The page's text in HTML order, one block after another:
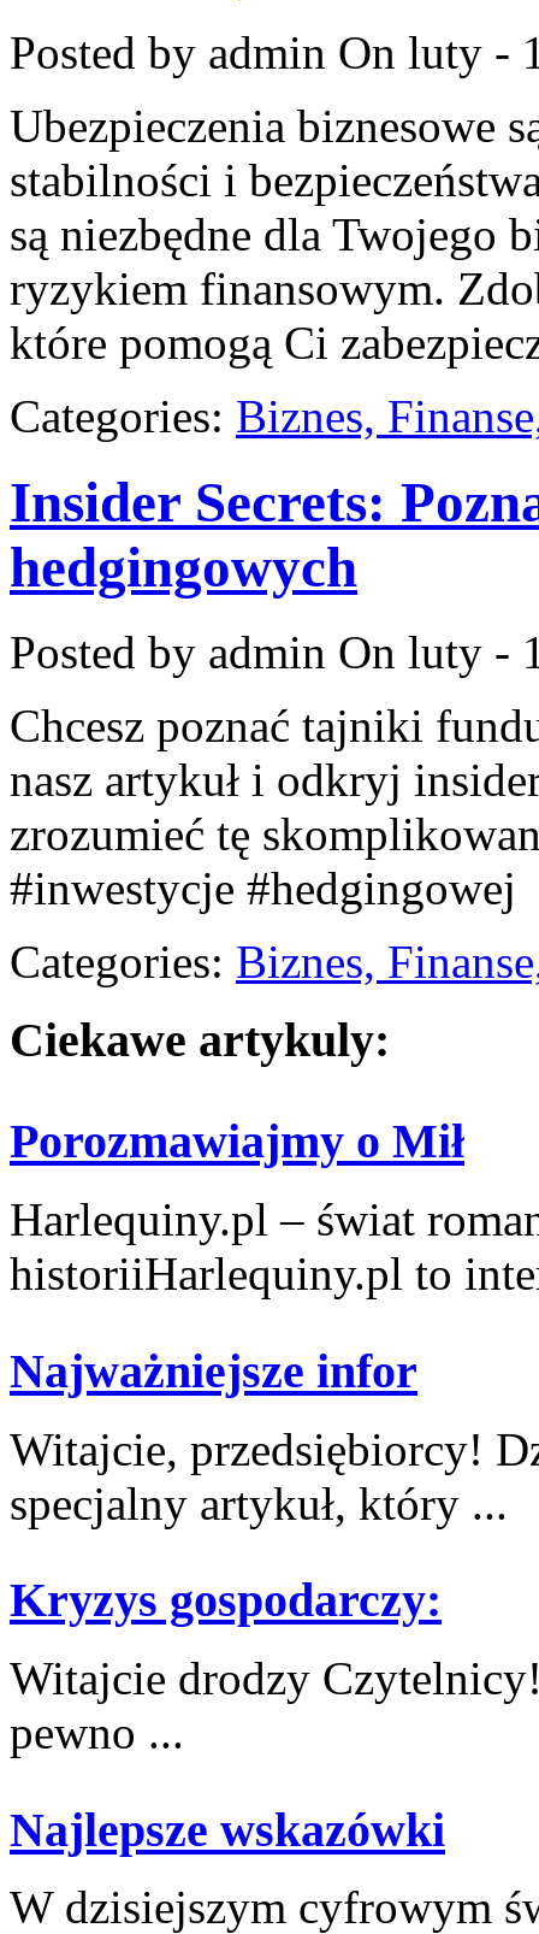
Posted by admin On luty -
Ubezpieczenia biznesowe
stabilności i
są niezbędne dla Twojego
ryzykiem finansowym.
które pomogą Ci
Categories: Biznes,
Insider Secrets:
hedgingowych
Posted by admin On luty -
Chcesz poznać tajniki
nasz artykuł i odkryj
zrozumieć tę
#inwestycje #hedgingowej
Categories: Biznes,
Ciekawe artykuly:
Porozmawiajmy o Mił
Harlequiny.pl – świat
historiiHarlequiny.pl to
Najważniejsze infor
Witajcie, przedsiębiorcy!
specjalny artykuł,‌ który ...
Kryzys gospodarczy:
Witajcie drodzy
pewno ...
Najlepsze wskazówki
W dzisiejszym cyfrowym